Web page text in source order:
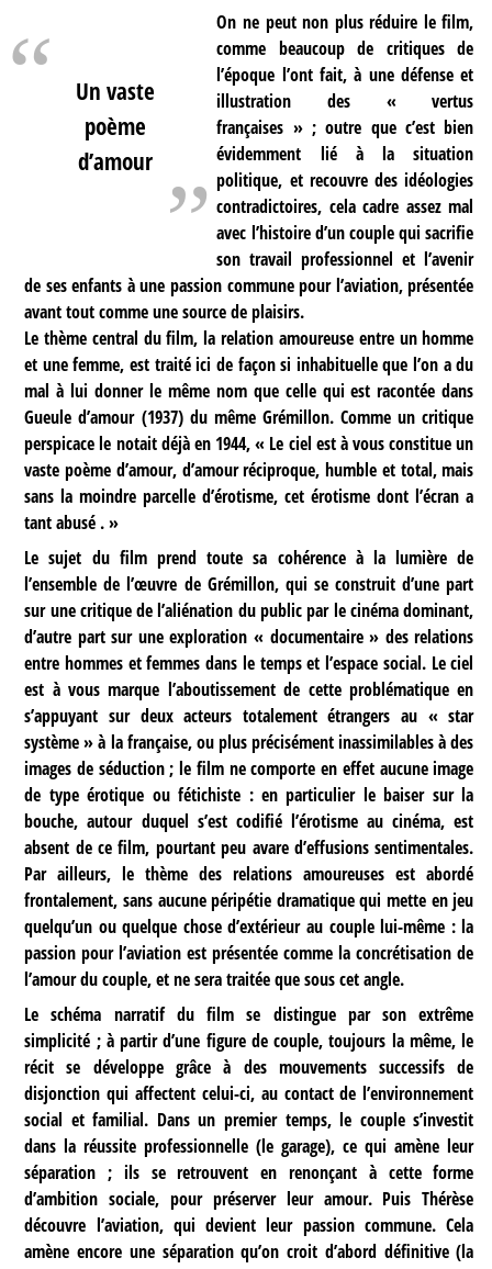
Un vaste
poème
d’amour
On ne peut non plus réduire le film,
comme beaucoup de critiques de
l’époque l’ont fait, à une défense et
illustration des « vertus
françaises » ; outre que c’est bien
évidemment lié à la situation
politique, et recouvre des idéologies
contradictoires, cela cadre assez mal
avec l’histoire d’un couple qui sacrifie
son travail professionnel et l’avenir
de ses enfants à une passion commune pour l’aviation, présentée
avant tout comme une source de plaisirs.
Le thème central du film, la relation amoureuse entre un homme
et une femme, est traité ici de façon si inhabituelle que l’on a du
mal à lui donner le même nom que celle qui est racontée dans
Gueule d’amour (1937) du même Grémillon. Comme un critique
perspicace le notait déjà en 1944, « Le ciel est à vous constitue un
vaste poème d’amour, d’amour réciproque, humble et total, mais
sans la moindre parcelle d’érotisme, cet érotisme dont l’écran a
tant abusé . »
Le sujet du film prend toute sa cohérence à la lumière de
l’ensemble de l’œuvre de Grémillon, qui se construit d’une part
sur une critique de l’aliénation du public par le cinéma dominant,
d’autre part sur une exploration « documentaire » des relations
entre hommes et femmes dans le temps et l’espace social. Le ciel
est à vous marque l’aboutissement de cette problématique en
s’appuyant sur deux acteurs totalement étrangers au « star
système » à la française, ou plus précisément inassimilables à des
images de séduction ; le film ne comporte en effet aucune image
de type érotique ou fétichiste : en particulier le baiser sur la
bouche, autour duquel s’est codifié l’érotisme au cinéma, est
absent de ce film, pourtant peu avare d’effusions sentimentales.
Par ailleurs, le thème des relations amoureuses est abordé
frontalement, sans aucune péripétie dramatique qui mette en jeu
quelqu’un ou quelque chose d’extérieur au couple lui-même : la
passion pour l’aviation est présentée comme la concrétisation de
l’amour du couple, et ne sera traitée que sous cet angle.
Le schéma narratif du film se distingue par son extrême
simplicité ; à partir d’une figure de couple, toujours la même, le
récit se développe grâce à des mouvements successifs de
disjonction qui affectent celui-ci, au contact de l’environnement
social et familial. Dans un premier temps, le couple s’investit
dans la réussite professionnelle (le garage), ce qui amène leur
séparation ; ils se retrouvent en renonçant à cette forme
d’ambition sociale, pour préserver leur amour. Puis Thérèse
découvre l’aviation, qui devient leur passion commune. Cela
amène encore une séparation qu’on croit d’abord définitive (la